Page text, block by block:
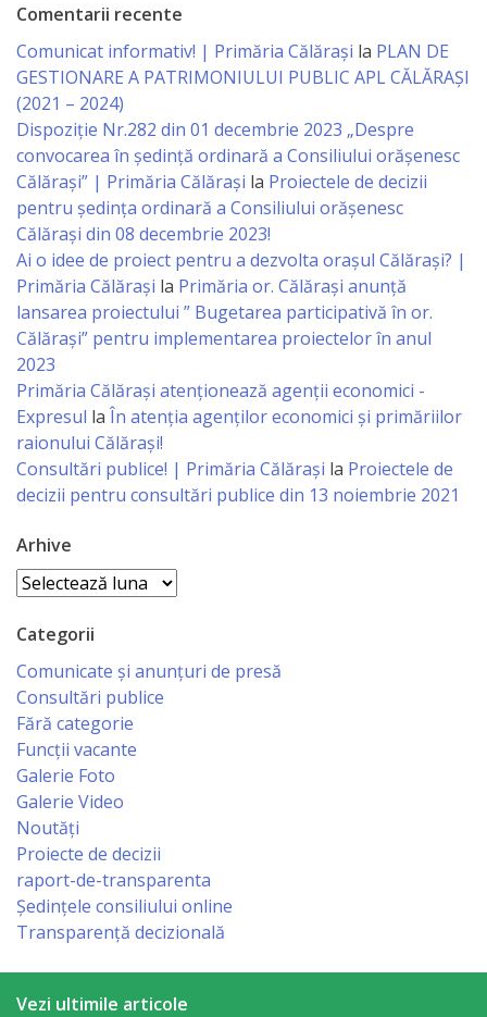
Comerţ
Specialist
în
Problemele
Tineretului
şi
Sportului
Specialist
pentru
Planificare,
Economist
Primar
Viceprimarii
Specialist
Relații
cu
Publicul,
Operator
CISC
Organigrama
Regulament
Consiliul
Comentarii recente
Comunicat informativ! | Primăria Călărași la PLAN DE
GESTIONARE A PATRIMONIULUI PUBLIC APL CĂLĂRAȘI
(2021 – 2024)
Dispoziție Nr.282 din 01 decembrie 2023 „Despre
convocarea în ședință ordinară a Consiliului orășenesc
Călărași” | Primăria Călărași la Proiectele de decizii
pentru ședința ordinară a Consiliului orășenesc
Călărași din 08 decembrie 2023!
Ai o idee de proiect pentru a dezvolta orașul Călărași? |
Primăria Călărași la Primăria or. Călărași anunță
lansarea proiectului ” Bugetarea participativă în or.
Călărași” pentru implementarea proiectelor în anul
2023
Primăria Călăraşi atenţionează agenţii economici -
Expresul la În atenția agenților economici și primăriilor
raionului Călărași!
Consultări publice! | Primăria Călărași la Proiectele de
decizii pentru consultări publice din 13 noiembrie 2021
Arhive
Arhive
Categorii
Comunicate și anunțuri de presă
Consultări publice
Fără categorie
Funcții vacante
Galerie Foto
Galerie Video
Noutăți
Proiecte de decizii
raport-de-transparenta
Ședințele consiliului online
Transparență decizională
Vezi ultimile articole